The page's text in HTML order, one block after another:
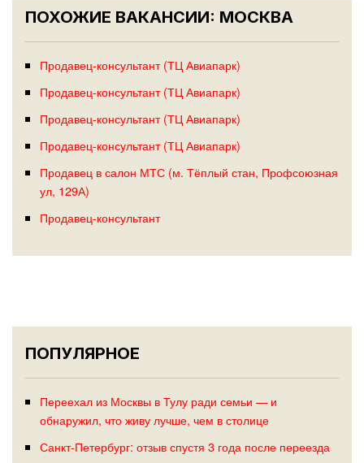
ПОХОЖИЕ ВАКАНСИИ: МОСКВА
Продавец-консультант (ТЦ Авиапарк)
Продавец-консультант (ТЦ Авиапарк)
Продавец-консультант (ТЦ Авиапарк)
Продавец-консультант (ТЦ Авиапарк)
Продавец в салон МТС (м. Тёплый стан, Профсоюзная
ул, 129А)
Продавец-консультант
ПОПУЛЯРНОЕ
Переехал из Москвы в Тулу ради семьи — и
обнаружил, что живу лучше, чем в столице
Санкт-Петербург: отзыв спустя 3 года после переезда